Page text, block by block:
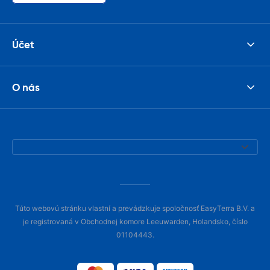
Účet
O nás
Túto webovú stránku vlastní a prevádzkuje spoločnosť EasyTerra B.V. a
je registrovaná v Obchodnej komore Leeuwarden, Holandsko, číslo
01104443.